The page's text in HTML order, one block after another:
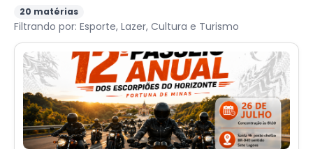
20 matérias
Filtrando por: Esporte, Lazer, Cultura e Turismo